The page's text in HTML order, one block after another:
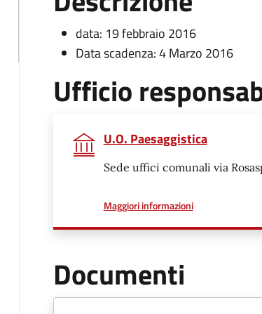
data: 19 febbraio 2016
Data scadenza: 4 Marzo 2016
Ufficio
U.O. Paesaggistica
Sede uffici comunali via
Maggiori informazionia proposito di
Documenti